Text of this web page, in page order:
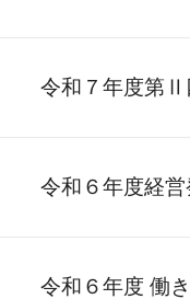
令和７年度第Ⅱ
令和６年度経
令和６年度 働